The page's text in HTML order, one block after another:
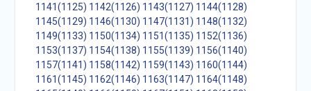
1141(1125) 1142(1126) 1143(1127) 1144(1128)
1145(1129) 1146(1130) 1147(1131) 1148(1132)
1149(1133) 1150(1134) 1151(1135) 1152(1136)
1153(1137) 1154(1138) 1155(1139) 1156(1140)
1157(1141) 1158(1142) 1159(1143) 1160(1144)
1161(1145) 1162(1146) 1163(1147) 1164(1148)